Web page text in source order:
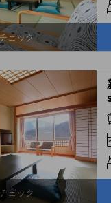
ェック
ェック